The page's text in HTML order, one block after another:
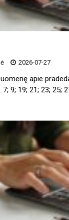
2026-07-27
apie
9; 19; 21; 23; 25;